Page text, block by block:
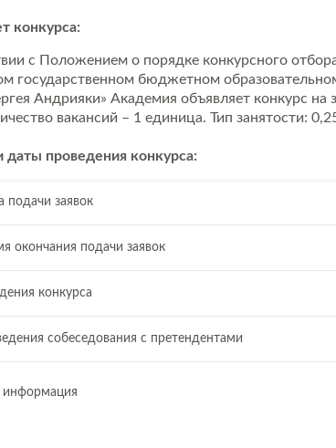
конкурса:
с Положением о порядке конкурсного
государственном бюджетном
Андрияки» Академия объявляет конкурс
вакансий – 1 единица. Тип занятости:
даты проведения конкурса:
подачи заявок
окончания подачи заявок
конкурса
собеседования с претендентами
информация